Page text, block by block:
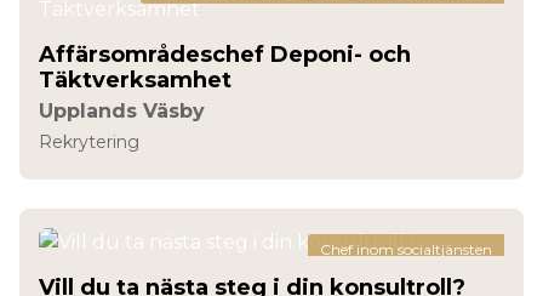
Affärsområdeschef Deponi- och
Täktverksamhet
Upplands Väsby
Rekrytering
Chef inom socialtjänsten
Vill du ta nästa steg i din konsultroll?